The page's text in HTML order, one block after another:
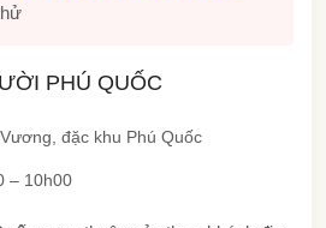
PHÚ QUỐC
đặc khu Phú Quốc
– 10h00